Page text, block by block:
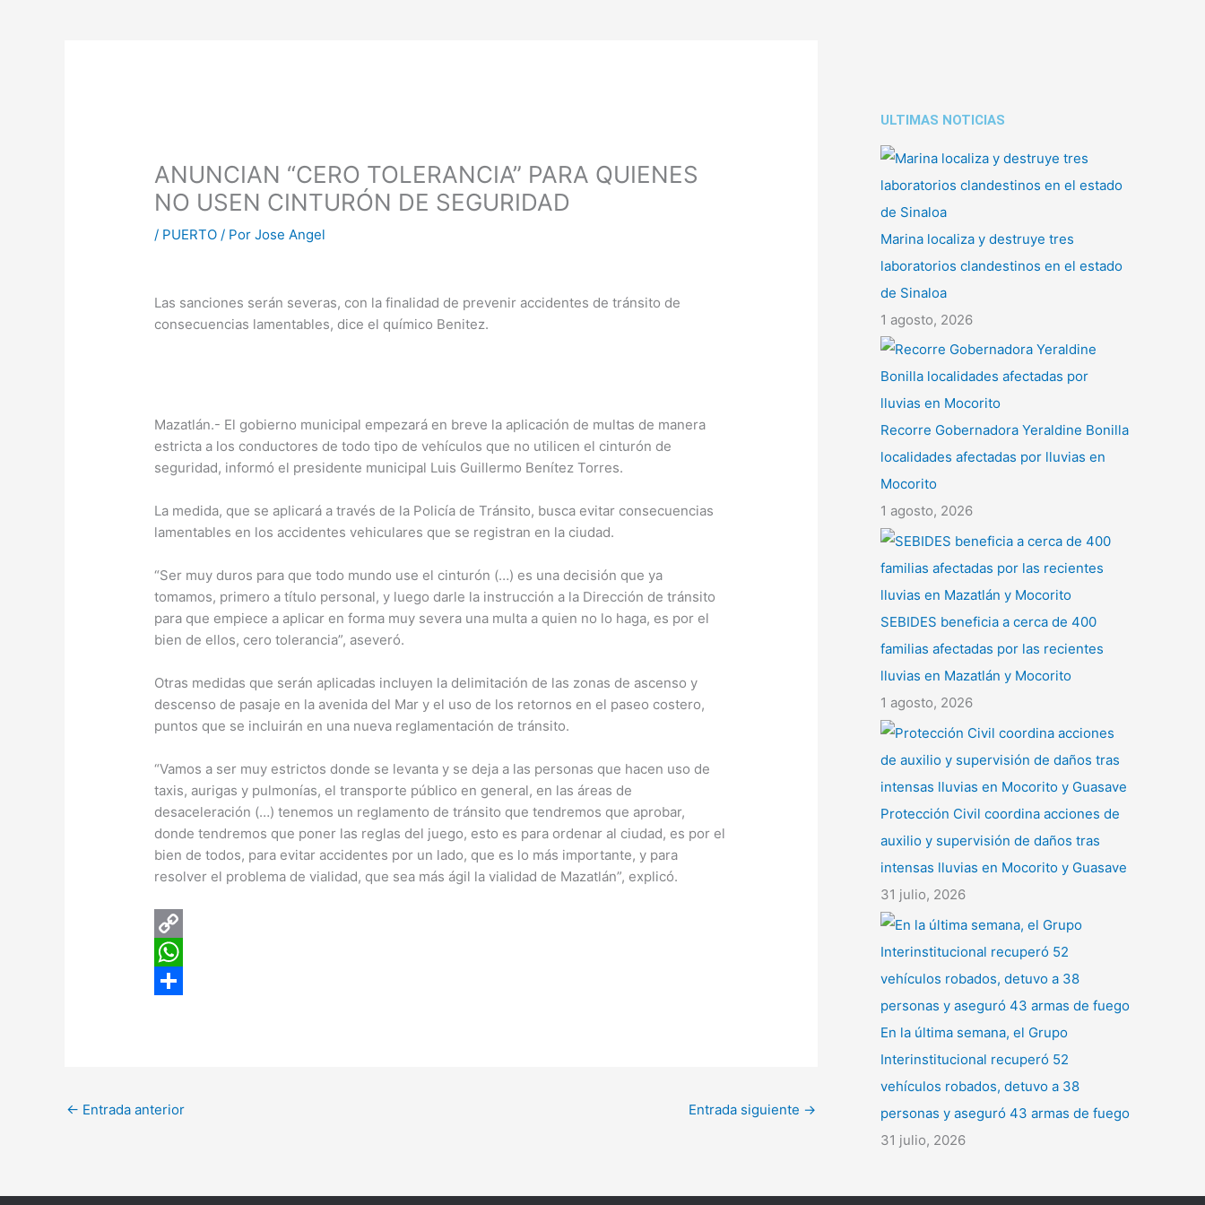
ANUNCIAN “CERO TOLERANCIA” PARA QUIENES
NO USEN CINTURÓN DE SEGURIDAD
/ PUERTO / PorJose Angel
Las sanciones serán severas, con la finalidad de prevenir accidentes de tránsito de
consecuencias lamentables, dice el químico Benitez.
Mazatlán.- El gobierno municipal empezará en breve la aplicación de multas de manera
estricta a los conductores de todo tipo de vehículos que no utilicen el cinturón de
seguridad, informó el presidente municipal Luis Guillermo Benítez Torres.
La medida, que se aplicará a través de la Policía de Tránsito, busca evitar consecuencias
lamentables en los accidentes vehiculares que se registran en la ciudad.
“Ser muy duros para que todo mundo use el cinturón (…) es una decisión que ya
tomamos, primero a título personal, y luego darle la instrucción a la Dirección de tránsito
para que empiece a aplicar en forma muy severa una multa a quien no lo haga, es por el
bien de ellos, cero tolerancia”, aseveró.
Otras medidas que serán aplicadas incluyen la delimitación de las zonas de ascenso y
descenso de pasaje en la avenida del Mar y el uso de los retornos en el paseo costero,
puntos que se incluirán en una nueva reglamentación de tránsito.
“Vamos a ser muy estrictos donde se levanta y se deja a las personas que hacen uso de
taxis, aurigas y pulmonías, el transporte público en general, en las áreas de
desaceleración (…) tenemos un reglamento de tránsito que tendremos que aprobar,
donde tendremos que poner las reglas del juego, esto es para ordenar al ciudad, es por el
bien de todos, para evitar accidentes por un lado, que es lo más importante, y para
resolver el problema de vialidad, que sea más ágil la vialidad de Mazatlán”, explicó.
C
oW
← Entrada anterior Entrada siguiente →
ULTIMAS NOTICIAS
Marina localiza y destruye tres
laboratorios clandestinos en el estado
de Sinaloa
1 agosto, 2026
Recorre Gobernadora Yeraldine Bonilla
localidades afectadas por lluvias en
Mocorito
1 agosto, 2026
SEBIDES beneficia a cerca de 400
familias afectadas por las recientes
lluvias en Mazatlán y Mocorito
1 agosto, 2026
Protección Civil coordina acciones de
auxilio y supervisión de daños tras
intensas lluvias en Mocorito y Guasave
31 julio, 2026
En la última semana, el Grupo
Interinstitucional recuperó 52
vehículos robados, detuvo a 38
personas y aseguró 43 armas de fuego
31 julio, 2026